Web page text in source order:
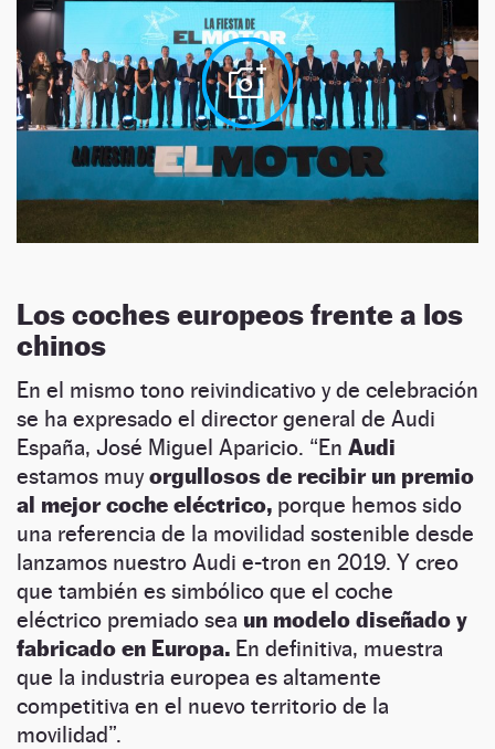
Los coches europeos frente a los
chinos
En el mismo tono reivindicativo y de celebración
se ha expresado el director general de Audi
España, José Miguel Aparicio. “En Audi
estamos muyorgullosos de recibir un premio
al mejor coche eléctrico, porque hemos sido
una referencia de la movilidad sostenible desde
lanzamos nuestro Audi e-tron en 2019. Y creo
que también es simbólico que el coche
eléctrico premiado sea un modelo diseñado y
fabricado en Europa. En definitiva, muestra
que la industria europea es altamente
competitiva en el nuevo territorio de la
movilidad”.